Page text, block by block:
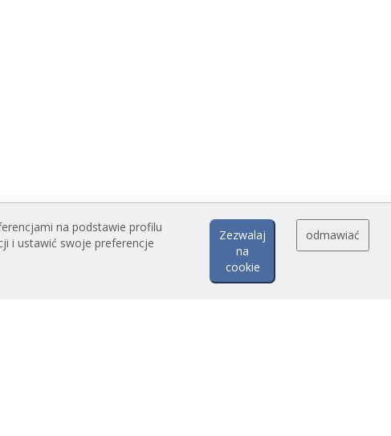
na podstawie profilu
i ustawić swoje preferencje
Zezwalaj
na
cookie
odmawiać